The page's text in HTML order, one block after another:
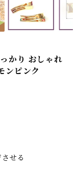
かり おしゃれ
ンピンク
せる